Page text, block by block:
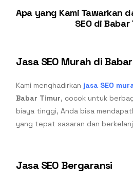
Apa yang Kami Tawarkan
SEO di Babar
Jasa SEO Murah di
Kami menghadirkan jasa SEO
Babar Timur, cocok untuk
biaya tinggi, Anda bisa
yang tepat sasaran dan
Jasa SEO Bergaransi